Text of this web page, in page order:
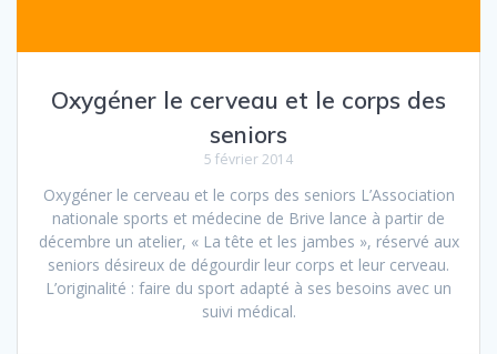
Oxygéner le cerveau et le corps des
seniors
5 février 2014
Oxygéner le cerveau et le corps des seniors L’Association
nationale sports et médecine de Brive lance à partir de
décembre un atelier, « La tête et les jambes », réservé aux
seniors désireux de dégourdir leur corps et leur cerveau.
L’originalité : faire du sport adapté à ses besoins avec un
suivi médical.